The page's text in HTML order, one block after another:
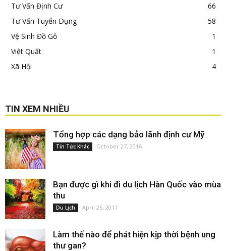
Tư Vấn Định Cư
66
Tư Vấn Tuyển Dụng
58
Vệ Sinh Đồ Gỗ
1
Việt Quất
1
Xã Hội
4
TIN XEM NHIỀU
Tổng hợp các dạng bảo lãnh định cư Mỹ
Tin Tức Khác October 27, 2016
Bạn được gì khi đi du lịch Hàn Quốc vào mùa
thu
Du Lịch April 25, 2017
Làm thế nào để phát hiện kịp thời bệnh ung
thư gan?